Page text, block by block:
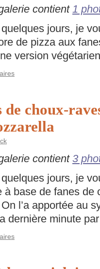
contient 1
quelques jours, je
de pizza aux
version
de choux-
contient 3
quelques jours, je
à base de fanes
l’a apportée au
dernière minute